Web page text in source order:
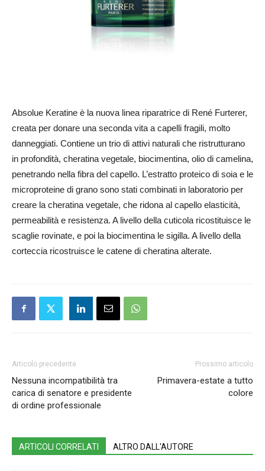
Absolue Keratine è la nuova linea riparatrice di René Furterer,
creata per donare una seconda vita a capelli fragili, molto
danneggiati. Contiene un trio di attivi naturali che ristrutturano
in profondità, cheratina vegetale, biocimentina, olio di camelina,
penetrando nella fibra del capello. L’estratto proteico di soia e le
microproteine di grano sono stati combinati in laboratorio per
creare la cheratina vegetale, che ridona al capello elasticità,
permeabilità e resistenza. A livello della cuticola ricostituisce le
scaglie rovinate, e poi la biocimentina le sigilla. A livello della
corteccia ricostruisce le catene di cheratina alterate.
Articolo precedente
Nessuna incompatibilità tra
carica di senatore e presidente
di ordine professionale
Prossimo articolo
Primavera-estate a tutto
colore
ARTICOLI CORRELATI ALTRO DALL'AUTORE